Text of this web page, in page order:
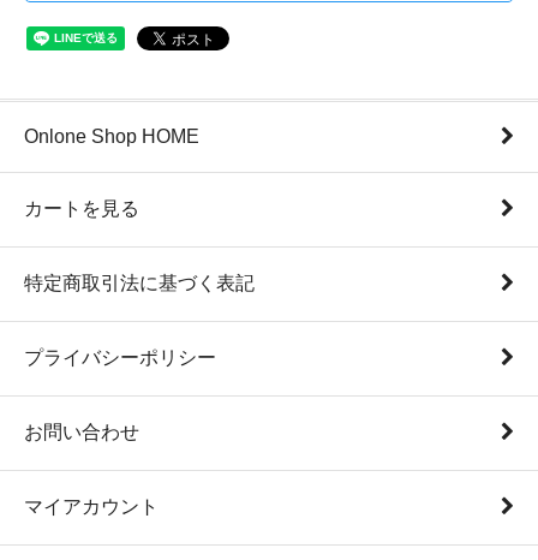
Onlone Shop HOME
カートを見る
特定商取引法に基づく表記
プライバシーポリシー
お問い合わせ
マイアカウント